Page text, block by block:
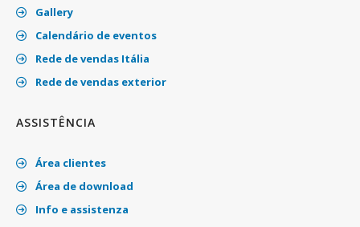
Gallery
Calendário de eventos
Rede de vendas Itália
Rede de vendas exterior
ASSISTÊNCIA
Área clientes
Área de download
Info e assistenza